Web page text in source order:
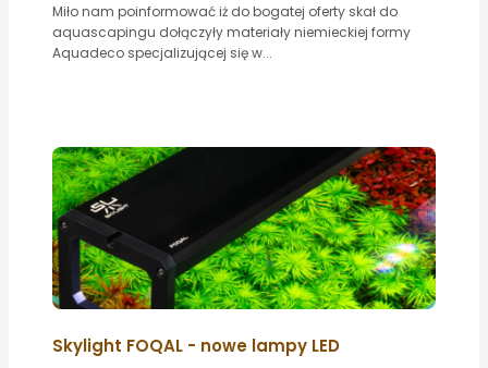
Miło nam poinformować iż do bogatej oferty skał do
aquascapingu dołączyły materiały niemieckiej formy
Aquadeco specjalizującej się w...
Skylight FOQAL - nowe lampy LED